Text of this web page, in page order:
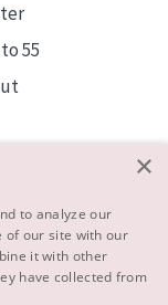
55
×
to analyze our
of our site with our
it with other
have collected from